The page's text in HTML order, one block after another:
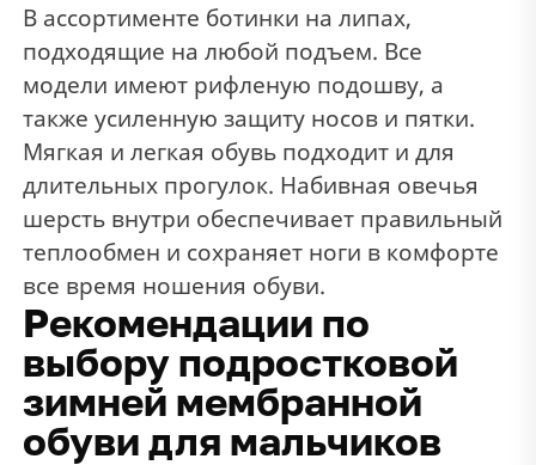
В ассортименте ботинки на липах,
подходящие на любой подъем. Все
модели имеют рифленую подошву, а
также усиленную защиту носов и пятки.
Мягкая и легкая обувь подходит и для
длительных прогулок. Набивная овечья
шерсть внутри обеспечивает правильный
теплообмен и сохраняет ноги в комфорте
все время ношения обуви.
Рекомендации по
выбору подростковой
зимней мембранной
обуви для мальчиков